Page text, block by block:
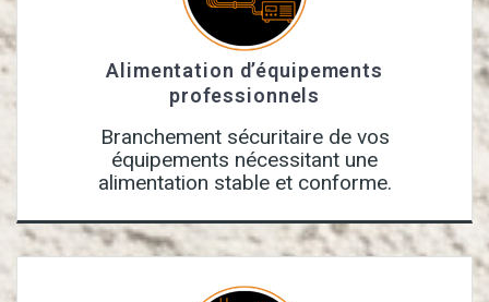
Alimentation d’équipements
professionnels
Branchement sécuritaire de vos
équipements nécessitant une
alimentation stable et conforme.